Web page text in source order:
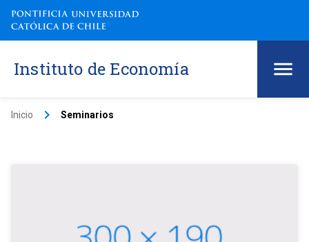
Instituto de Economía
Inicio keyboard_arrow_right Seminarios